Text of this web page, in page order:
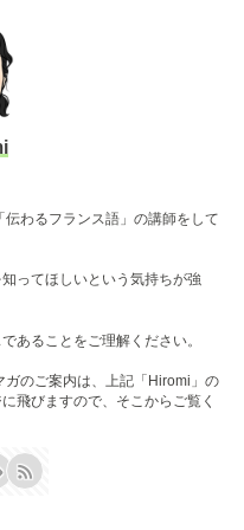
わるフランス語」の講師をして
ってほしいという気持ちが強
あることをご理解ください。
のご案内は、上記「Hiromi」の
飛びますので、そこからご覧く